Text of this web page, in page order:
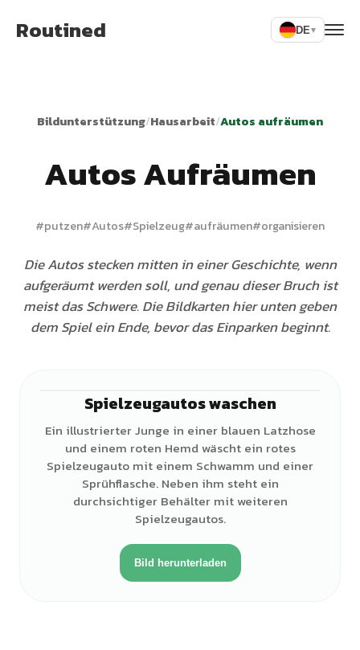
Routined DE▾
Bildunterstützung/Hausarbeit/Autos aufräumen
Autos Aufräumen
#putzen#Autos#Spielzeug#aufräumen#organisieren
Die Autos stecken mitten in einer Geschichte, wenn
aufgeräumt werden soll, und genau dieser Bruch ist
meist das Schwere. Die Bildkarten hier unten geben
dem Spiel ein Ende, bevor das Einparken beginnt.
Spielzeugautos waschen
Ein illustrierter Junge in einer blauen Latzhose
und einem roten Hemd wäscht ein rotes
Spielzeugauto mit einem Schwamm und einer
Sprühflasche. Neben ihm steht ein
durchsichtiger Behälter mit weiteren
Spielzeugautos.
Bild herunterladen